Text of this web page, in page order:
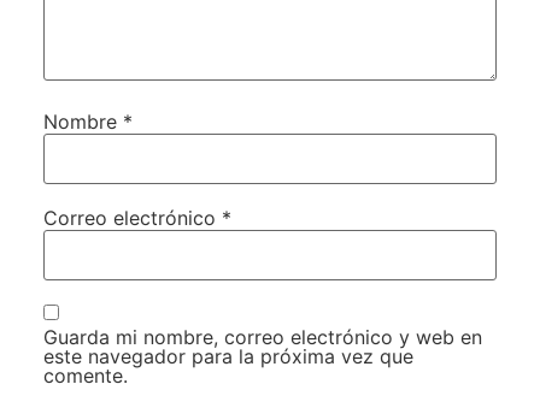
Nombre *
Correo electrónico *
Guarda mi nombre, correo electrónico y web en
este navegador para la próxima vez que
comente.